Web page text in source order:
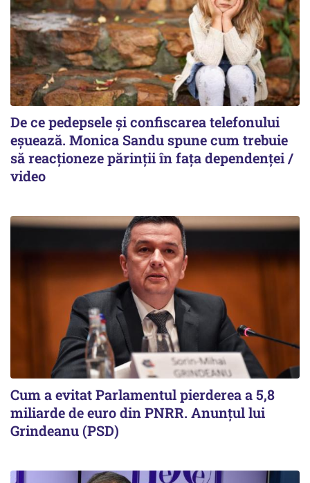
De ce pedepsele și confiscarea telefonului
eșuează. Monica Sandu spune cum trebuie
să reacționeze părinții în fața dependenței /
video
Cum a evitat Parlamentul pierderea a 5,8
miliarde de euro din PNRR. Anunțul lui
Grindeanu (PSD)